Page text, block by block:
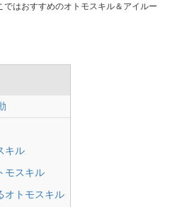
はおすすめのオトモスキル＆アイルー
キル
モスキル
オトモスキル